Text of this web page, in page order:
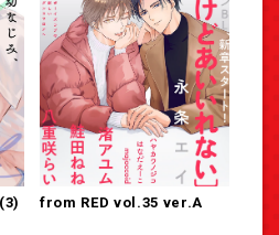
from RED vol.35 ver.A